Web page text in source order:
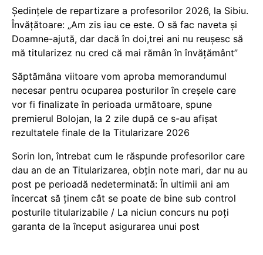
Ședințele de repartizare a profesorilor 2026, la Sibiu.
Învățătoare: „Am zis iau ce este. O să fac naveta și
Doamne-ajută, dar dacă în doi,trei ani nu reușesc să
mă titularizez nu cred că mai rămân în învățământ”
Săptămâna viitoare vom aproba memorandumul
necesar pentru ocuparea posturilor în creșele care
vor fi finalizate în perioada următoare, spune
premierul Bolojan, la 2 zile după ce s-au afișat
rezultatele finale de la Titularizare 2026
Sorin Ion, întrebat cum le răspunde profesorilor care
dau an de an Titularizarea, obțin note mari, dar nu au
post pe perioadă nedeterminată: În ultimii ani am
încercat să ținem cât se poate de bine sub control
posturile titularizabile / La niciun concurs nu poți
garanta de la început asigurarea unui post